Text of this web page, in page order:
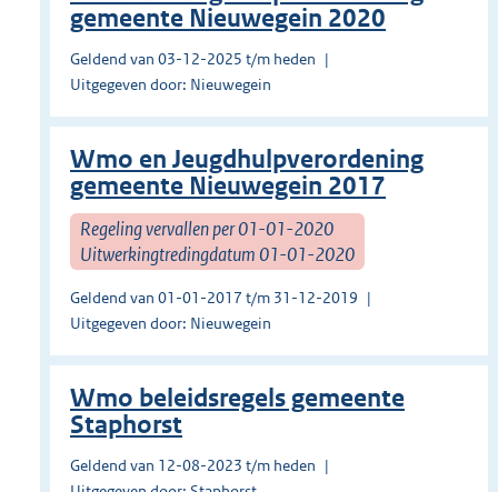
gemeente Nieuwegein 2020
Geldend van 03-12-2025 t/m heden
Uitgegeven door: Nieuwegein
Wmo en Jeugdhulpverordening
gemeente Nieuwegein 2017
Regeling vervallen per 01-01-2020
Uitwerkingtredingdatum 01-01-2020
Geldend van 01-01-2017 t/m 31-12-2019
Uitgegeven door: Nieuwegein
Wmo beleidsregels gemeente
Staphorst
Geldend van 12-08-2023 t/m heden